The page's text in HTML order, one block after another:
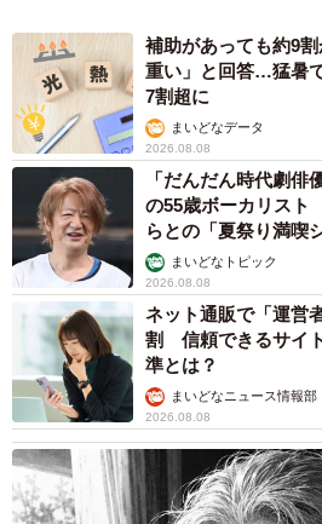
補助があっても約9
重い」と回答…猛暑
7割超に
まいどなデータ
2026.08.08
「だんだん時代劇
の55歳ボーカリス
らとの「夏祭り満喫
まいどなトピック
2026.08.08
ネット通販で「運営
割 信頼できるサイ
準とは？
まいどなニュース情報部
2026.08.08